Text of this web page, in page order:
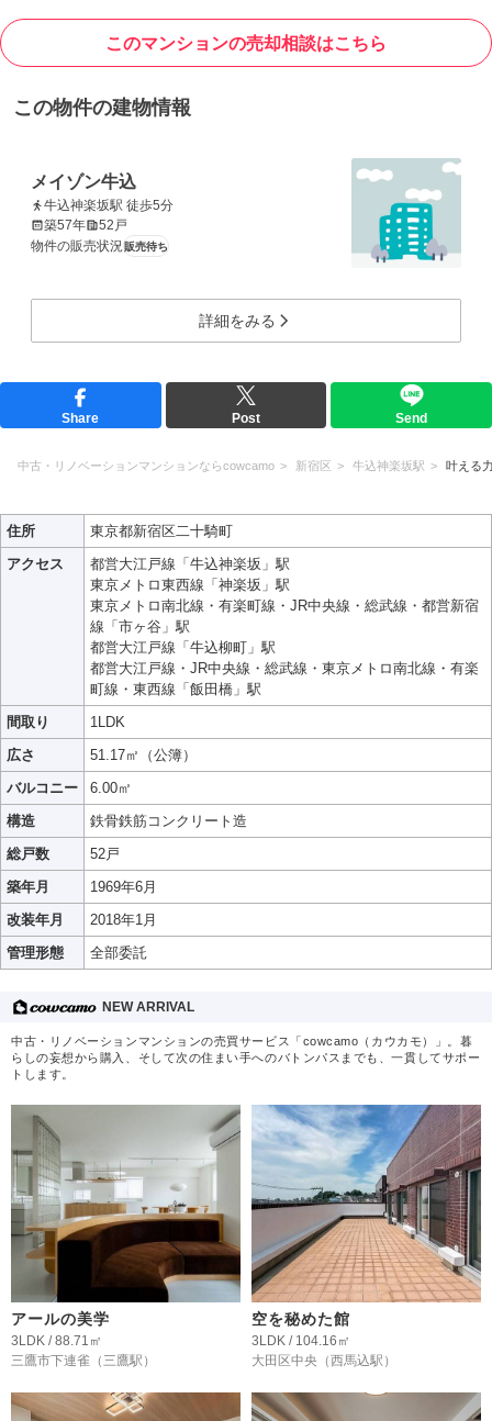
このマンションの売却相談はこちら
この物件の建物情報
メイゾン牛込
牛込神楽坂駅 徒歩5分
築57年
52戸
物件の販売状況販売待ち
詳細をみる
Share Post Send
中古・リノベーションマンションならcowcamo 新宿区 牛込神楽坂駅 叶える
住所
東京都新宿区二十騎町
アクセス
都営大江戸線「牛込神楽坂」駅
東京メトロ東西線「神楽坂」駅
東京メトロ南北線・有楽町線・JR中央線・総武線・都営新宿
線「市ヶ谷」駅
都営大江戸線「牛込柳町」駅
都営大江戸線・JR中央線・総武線・東京メトロ南北線・有楽
町線・東西線「飯田橋」駅
間取り
1LDK
広さ
51.17㎡（公簿）
バルコニー
6.00㎡
構造
鉄骨鉄筋コンクリート造
総戸数
52戸
築年月
1969年6月
改装年月
2018年1月
管理形態
全部委託
NEW ARRIVAL
中古・リノベーションマンションの売買サービス「cowcamo（カウカモ）」。暮
らしの妄想から購入、そして次の住まい手へのバトンパスまでも、一貫してサポー
トします。
アールの美学
3LDK / 88.71㎡
三鷹市下連雀 （三鷹駅）
空を秘めた館
3LDK / 104.16㎡
大田区中央 （西馬込駅）